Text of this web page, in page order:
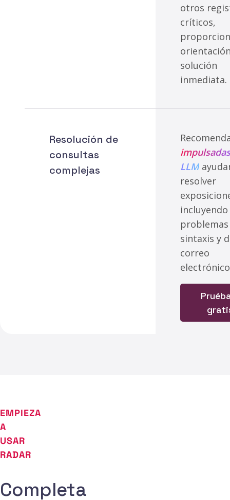
Resolución de
consultas
complejas
otros
críticos,
solución
inmediata.
LLM
resolver
incluyendo
sintaxis y
correo
EMPIEZA
A
USAR
RADAR
Completa